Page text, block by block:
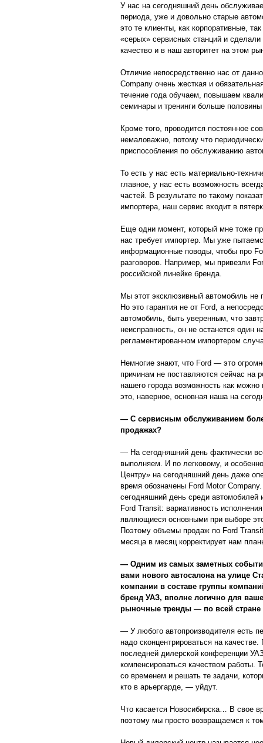
У нас на сегодняшний день
периода, уже и довольно старые
это те клиенты, как корпоративные,
«серых» сервисных станций и
качество и в наш авторитет на этом
Отличие непосредственно нас от
Company очень жесткая и
течение года обучаем, повышаем
семинары и тренинги больше
Кроме того, проводится постоянное
немаловажно, потому что
приспособления по обслуживанию
То есть у нас есть материально-
главное, у нас есть возможность
частей. В результате по такому
импортера, наш сервис входит в
Еще одни момент, который мне тоже
нас требует импортер. Мы уже
информационные поводы, чтобы про
разговоров. Например, мы привезли
российской линейке бренда.
Мы этот эксклюзивный автомобиль не
Но это гарантия не от Ford, а
автомобиль, быть уверенным, что
неисправность, он не останется один
регламентированном импортером
Немногие знают, что Ford — это
причинам не поставляются сейчас на
нашего города возможность как
это, наверное, основная наша на
— С сервисным обслуживанием
продажах?
— На сегодняшний день фактически
выполняем. И по легковому, и
Центру» на сегодняшний день даже
время обозначены Ford Motor
сегодняшний день среди автомобилей
Ford Transit: вариативность
являющиеся основными при выборе
Поэтому объемы продаж по Ford
месяца в месяц корректирует нам
— Одним из самых заметных
вами нового автосалона на улице
компании в составе группы
бренд УАЗ, вполне логично для
рыночные тренды — по всей стране
— У любого автопроизводителя есть
надо сконцентрироваться на
последней дилерской конференции
компенсироваться качеством работы.
со временем и решать те задачи,
кто в арьергарде, — уйдут.
Что касается Новосибирска… В свое
поэтому мы просто возвращаемся к